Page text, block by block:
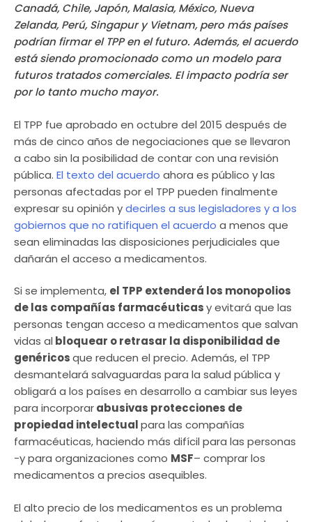
Canadá, Chile, Japón, Malasia, México, Nueva
Zelanda, Perú, Singapur y Vietnam, pero más países
podrían firmar el TPP en el futuro. Además, el acuerdo
está siendo promocionado como un modelo para
futuros tratados comerciales. El impacto podría ser
por lo tanto mucho mayor.
El TPP fue aprobado en octubre del 2015 después de
más de cinco años de negociaciones que se llevaron
a cabo sin la posibilidad de contar con una revisión
pública. El texto del acuerdo ahora es público y las
personas afectadas por el TPP pueden finalmente
expresar su opinión ydecirles a sus legisladores y a los
gobiernos que no ratifiquen el acuerdo a menos que
sean eliminadas las disposiciones perjudiciales que
dañarán el acceso a medicamentos.
Si se implementa, el TPP extenderá los monopolios
de las compañías farmacéuticasy evitará que las
personas tengan acceso a medicamentos que salvan
vidas al bloquear o retrasar la disponibilidad de
genéricosque reducen el precio. Además, el TPP
desmantelará salvaguardas para la salud pública y
obligará a los países en desarrollo a cambiar sus leyes
para incorporarabusivas protecciones de
propiedad intelectualpara las compañías
farmacéuticas, haciendo más difícil para las personas
-y para organizaciones como MSF– comprar los
medicamentos a precios asequibles.
El alto precio de los medicamentos es un problema